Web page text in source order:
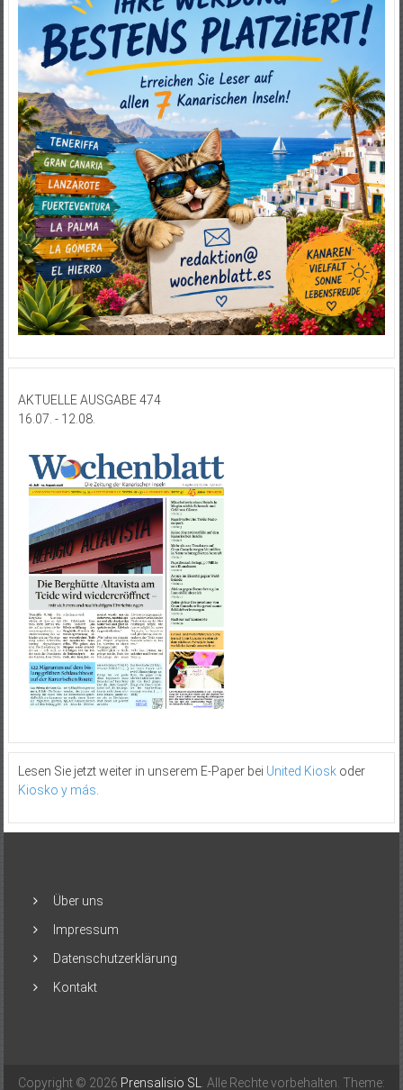
AKTUELLE AUSGABE 474
16.07. - 12.08.
Lesen Sie jetzt weiter in unserem E-Paper bei United Kioskoder
Kiosko y más
Über uns
Impressum
Datenschutzerklärung
Kontakt
Copyright © 2026 Prensalisio SL . Alle Rechte vorbehalten. Theme: